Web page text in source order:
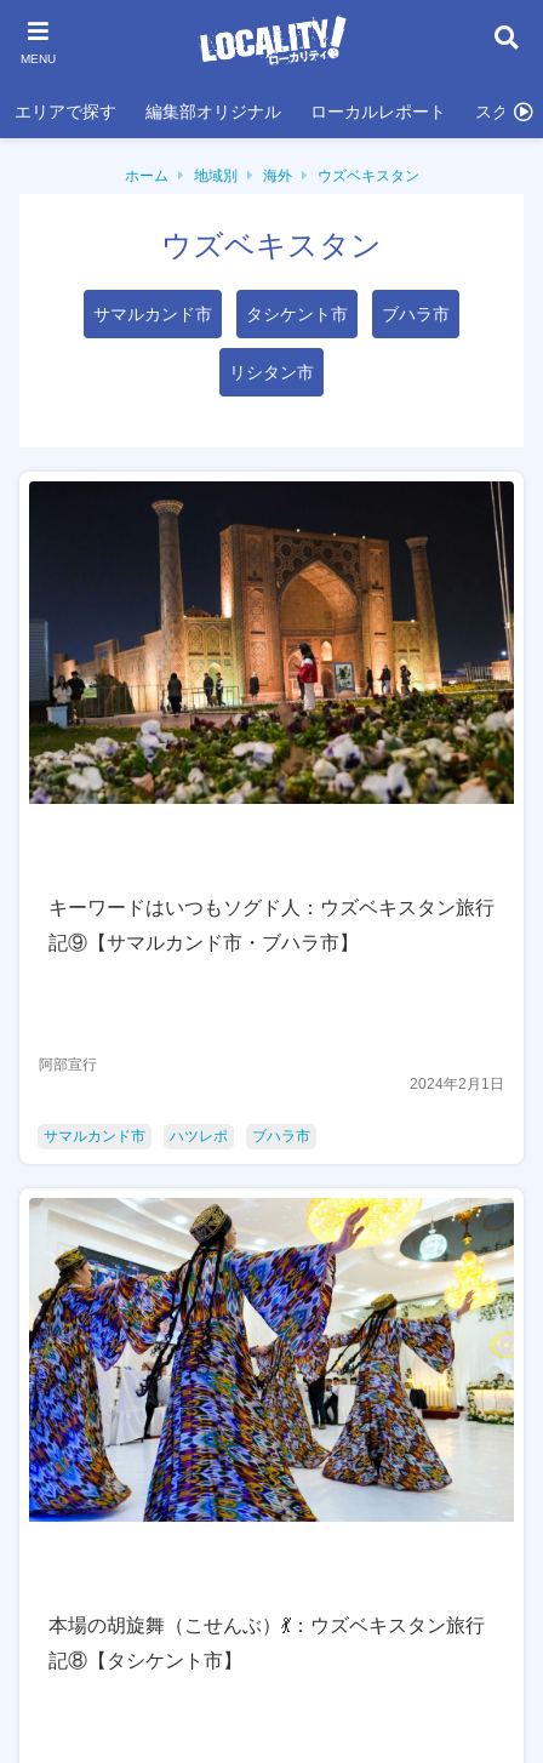
MENU
エリアで探す 編集部オリジナル ローカルレポート スクール
ホーム 地域別 海外 ウズベキスタン
ウズベキスタン
サマルカンド市 タシケント市 ブハラ市
リシタン市
キーワードはいつもソグド人：ウズベキスタン旅行
記⑨【サマルカンド市・ブハラ市】
阿部宣行
2024年2月1日
サマルカンド市 ハツレポ ブハラ市
本場の胡旋舞（こせんぶ）💃：ウズベキスタン旅行
記⑧【タシケント市】